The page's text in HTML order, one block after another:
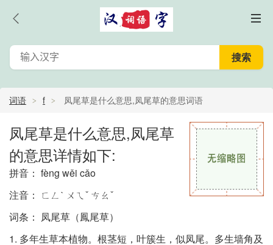
词语 f 凤尾草是什么意思,凤尾草的意思词语
凤尾草是什么意思,凤尾草
的意思详情如下:
拼音： fèng wěi cǎo
注音： ㄈㄥˋ ㄨㄟˇ ㄘㄠˇ
词条： 凤尾草（鳳尾草）
1. 多年生草本植物。根茎短，叶簇生，似凤尾。多生墙角及